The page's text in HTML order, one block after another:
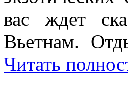
вас ждет
Вьетнам.
Читать